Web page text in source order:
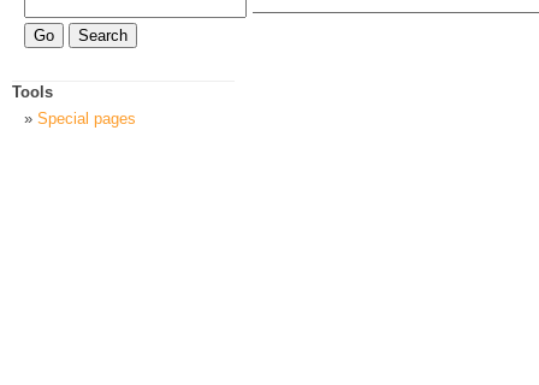
Tools
Special pages